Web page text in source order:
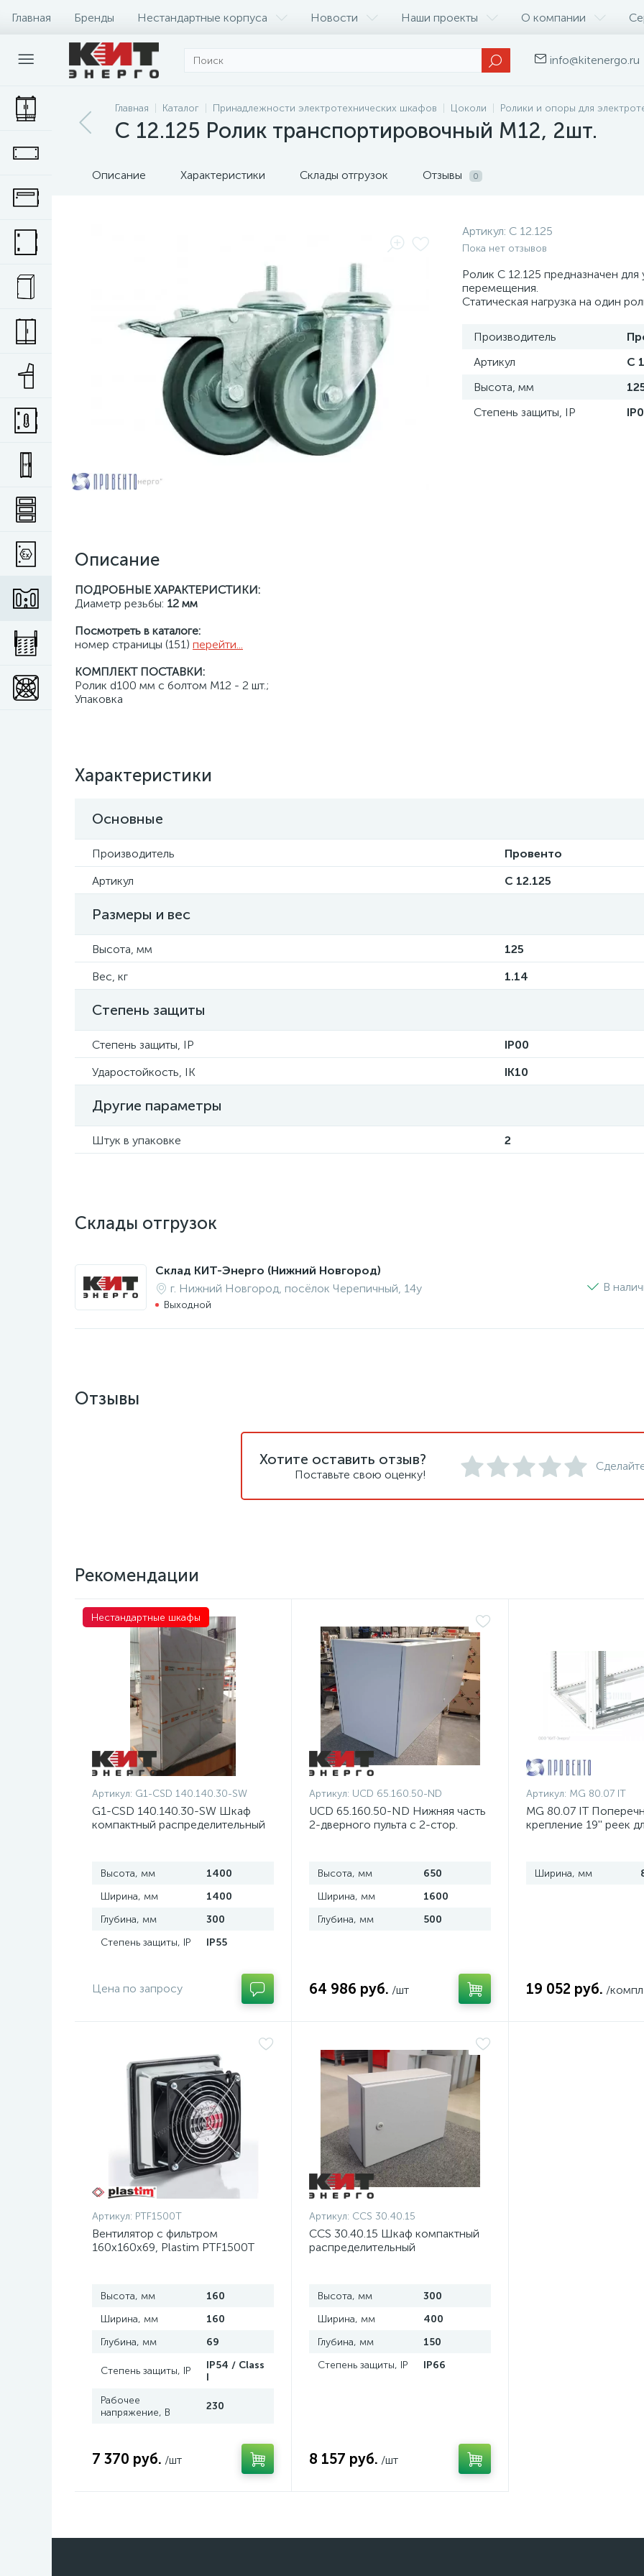
Главная Бренды Нестандартные корпуса Новости Наши проекты О компании
info@kitenergo.ru
Главная Каталог Принадлежности электротехнических шкафов Цоколи Ролики и опоры для
C 12.125 Ролик транспортировочный М12, 2шт.
Описание Характеристики Склады отгрузок Отзывы 0
Артикул: C 12.125
Пока нет отзывов
Ролик C 12.125 предназначен для
перемещения.
Статическая нагрузка на один
Производитель
Артикул
C
Высота, мм
Степень защиты, IP
Описание
ПОДРОБНЫЕ ХАРАКТЕРИСТИКИ:
Диаметр резьбы: 12 мм
Посмотреть в каталоге:
номер страницы (151) перейти...
КОМПЛЕКТ ПОСТАВКИ:
Ролик d100 мм с болтом М12 - 2 шт.;
Упаковка
Характеристики
Основные
Производитель
Провенто
Артикул
C 12.125
Размеры и вес
Высота, мм
125
Вес, кг
1.14
Степень защиты
Степень защиты, IP
IP00
Ударостойкость, IK
IK10
Другие параметры
Штук в упаковке 2
Склады отгрузок
Склад КИТ-Энерго (Нижний Новгород)
г. Нижний Новгород, посёлок Черепичный, 14у
Выходной
В
Отзывы
Хотите оставить отзыв?
Поставьте свою оценку!
Рекомендации
Нестандартные шкафы
Артикул: G1-CSD 140.140.30-SW
G1-CSD 140.140.30-SW Шкаф
компактный распределительный
Высота, мм
1400
Ширина, мм
1400
Глубина, мм
300
Степень защиты, IP
IP55
Цена по запросу
Артикул: UCD 65.160.50-ND
UCD 65.160.50-ND Нижняя часть
2-дверного пульта с 2-стор.
Высота, мм
650
Ширина, мм
1600
Глубина, мм
500
64 986 руб. /шт
Артикул: MG 80.07 IT
MG 80.07 IT
крепление 19'' реек
Ширина, мм
19 052 руб. /компл
Артикул: PTF1500T
Вентилятор с фильтром
160x160x69, Plastim PTF1500T
Высота, мм
160
Ширина, мм
160
Глубина, мм
69
Степень защиты, IP
IP54 / Class
I
Рабочее
напряжение, В
230
7 370 руб. /шт
Артикул: CCS 30.40.15
CCS 30.40.15 Шкаф компактный
распределительный
Высота, мм
300
Ширина, мм
400
Глубина, мм
150
Степень защиты, IP
IP66
8 157 руб. /шт